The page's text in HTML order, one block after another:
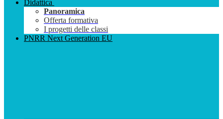
Didattica
Panoramica
Offerta formativa
I progetti delle classi
PNRR Next Generation EU